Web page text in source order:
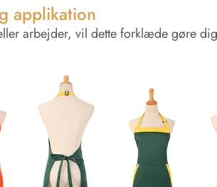
applikation
arbejder, vil dette forklæde gøre